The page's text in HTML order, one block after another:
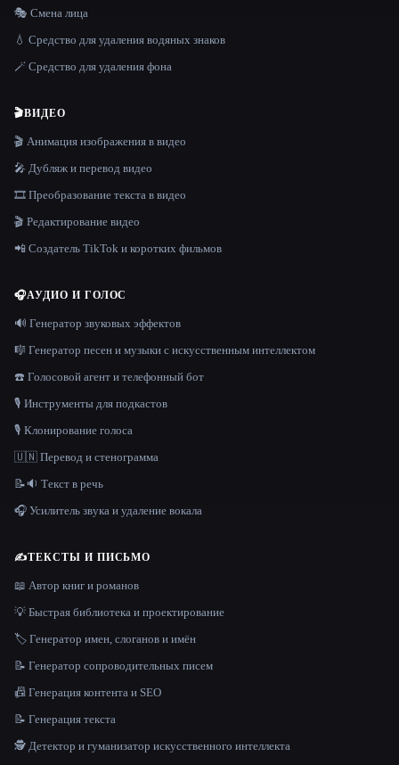
🎭 Смена лица
💧 Средство для удаления водяных знаков
🪄 Средство для удаления фона
🎬ВИДЕО
🎬 Анимация изображения в видео
🎤 Дубляж и перевод видео
🎞️ Преобразование текста в видео
🎬 Редактирование видео
📲 Создатель TikTok и коротких фильмов
🎧АУДИО И ГОЛОС
🔊 Генератор звуковых эффектов
🎼 Генератор песен и музыки с искусственным интеллектом
☎️ Голосовой агент и телефонный бот
🎙️ Инструменты для подкастов
🎙️ Клонирование голоса
🇺🇳 Перевод и стенограмма
📝🔉 Текст в речь
🎧 Усилитель звука и удаление вокала
✍️ТЕКСТЫ И ПИСЬМО
📖 Автор книг и романов
💡 Быстрая библиотека и проектирование
🏷️ Генератор имен, слоганов и имён
📝 Генератор сопроводительных писем
📠 Генерация контента и SEO
📝 Генерация текста
🕵️ Детектор и гуманизатор искусственного интеллекта